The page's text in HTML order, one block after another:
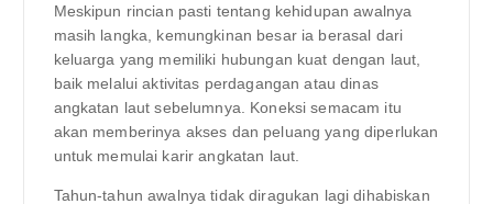
Meskipun rincian pasti tentang kehidupan awalnya
masih langka, kemungkinan besar ia berasal dari
keluarga yang memiliki hubungan kuat dengan laut,
baik melalui aktivitas perdagangan atau dinas
angkatan laut sebelumnya. Koneksi semacam itu
akan memberinya akses dan peluang yang diperlukan
untuk memulai karir angkatan laut.
Tahun-tahun awalnya tidak diragukan lagi dihabiskan